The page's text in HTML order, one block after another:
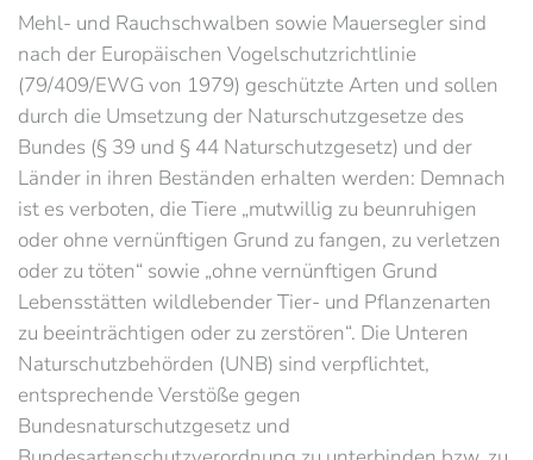
Mehl- und Rauchschwalben sowie Mauersegler sind
nach der Europäischen Vogelschutzrichtlinie
(79/409/EWG von 1979) geschützte Arten und sollen
durch die Umsetzung der Naturschutzgesetze des
Bundes (§ 39 und § 44 Naturschutzgesetz) und der
Länder in ihren Beständen erhalten werden: Demnach
ist es verboten, die Tiere „mutwillig zu beunruhigen
oder ohne vernünftigen Grund zu fangen, zu verletzen
oder zu töten“ sowie „ohne vernünftigen Grund
Lebensstätten wildlebender Tier- und Pflanzenarten
zu beeinträchtigen oder zu zerstören“. Die Unteren
Naturschutzbehörden (UNB) sind verpflichtet,
entsprechende Verstöße gegen
Bundesnaturschutzgesetz und